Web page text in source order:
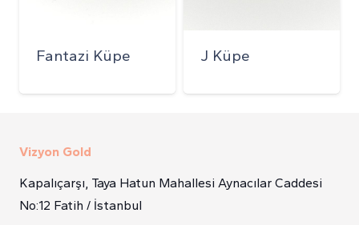
Fantazi Küpe J Küpe
Vizyon Gold
Kapalıçarşı, Taya Hatun Mahallesi Aynacılar Caddesi
No:12 Fatih / İstanbul